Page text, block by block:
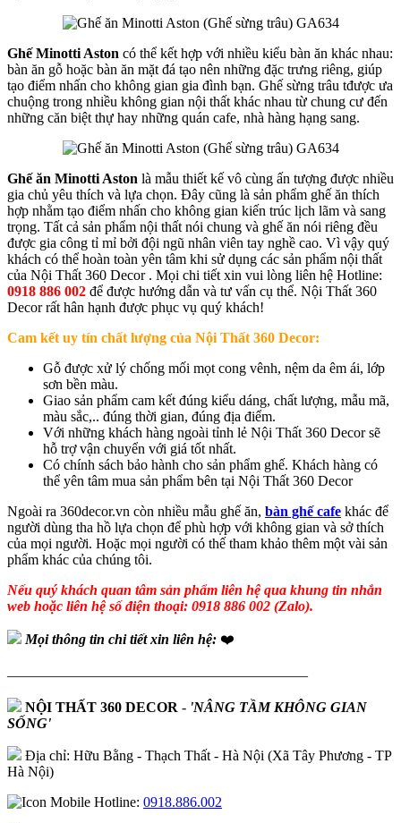
GhếMinotti Aston có thể kết hợp với nhiều kiểu bàn ăn khác nhau:
bàn ăn gỗ hoặc bàn ăn mặt đá tạo nên những đặc trưng riêng, giúp
tạo điểm nhấn cho không gian gia đình bạn. Ghế sừng trâu tđược ưa
chuộng trong nhiều không gian nội thất khác nhau từ chung cư đến
những căn biệt thự hay những quán cafe, nhà hàng hạng sang.
Ghế ăn Minotti Aston là mẫu thiết kế vô cùng ấn tượng được nhiều
gia chủ yêu thích và lựa chọn. Đây cũng là sản phẩm ghế ăn thích
hợp nhằm tạo điểm nhấn cho không gian kiến trúc lịch lãm và sang
trọng. Tất cả sản phẩm nội thất nói chung và ghế ăn nói riêng đều
được gia công tỉ mỉ bởi đội ngũ nhân viên tay nghề cao. Vì vậy quý
khách có thể hoàn toàn yên tâm khi sử dụng các sản phẩm nội thất
của Nội Thất 360 Decor . Mọi chi tiết xin vui lòng liên hệ Hotline:
0918 886 002 để được hướng dẫn và tư vấn cụ thể. Nội Thất 360
Decor rất hân hạnh được phục vụ quý khách!
Cam kết uy tín chất lượng của Nội Thất 360 Decor:
Gỗ được xử lý chống mối mọt cong vênh, nệm da êm ái, lớp
sơn bền màu.
Giao sản phẩm cam kết đúng kiểu dáng, chất lượng, mẫu mã,
màu sắc,.. đúng thời gian, đúng địa điểm.
Với những khách hàng ngoài tỉnh lẻ Nội Thất 360 Decor sẽ
hỗ trợ vận chuyển với giá tốt nhất.
Có chính sách bảo hành cho sản phẩm ghế. Khách hàng có
thể yên tâm mua sản phẩm bên tại Nội Thất 360 Decor
Ngoài ra 360decor.vn còn nhiều mẫu ghế ăn, bàn ghế cafe khác để
người dùng tha hồ lựa chọn để phù hợp với không gian và sở thích
của mọi người. Hoặc mọi người có thế tham khảo thêm một vài sản
phẩm khác của chúng tôi.
Nếu quý khách quan tâm sản phẩm liên hệ qua khung tin nhắn
web hoặc liên hệ số điện thoại: 0918 886 002 (Zalo).
Mọi thông tin chi tiết xin liên hệ: ❤️
—————————————————————
NỘI THẤT 360 DECOR - 'NÂNG TẦM KHÔNG GIAN
SỐNG'
Địa chỉ: Hữu Bằng - Thạch Thất - Hà Nội (Xã Tây Phương - TP
Hà Nội)
Hotline: 0918.886.002